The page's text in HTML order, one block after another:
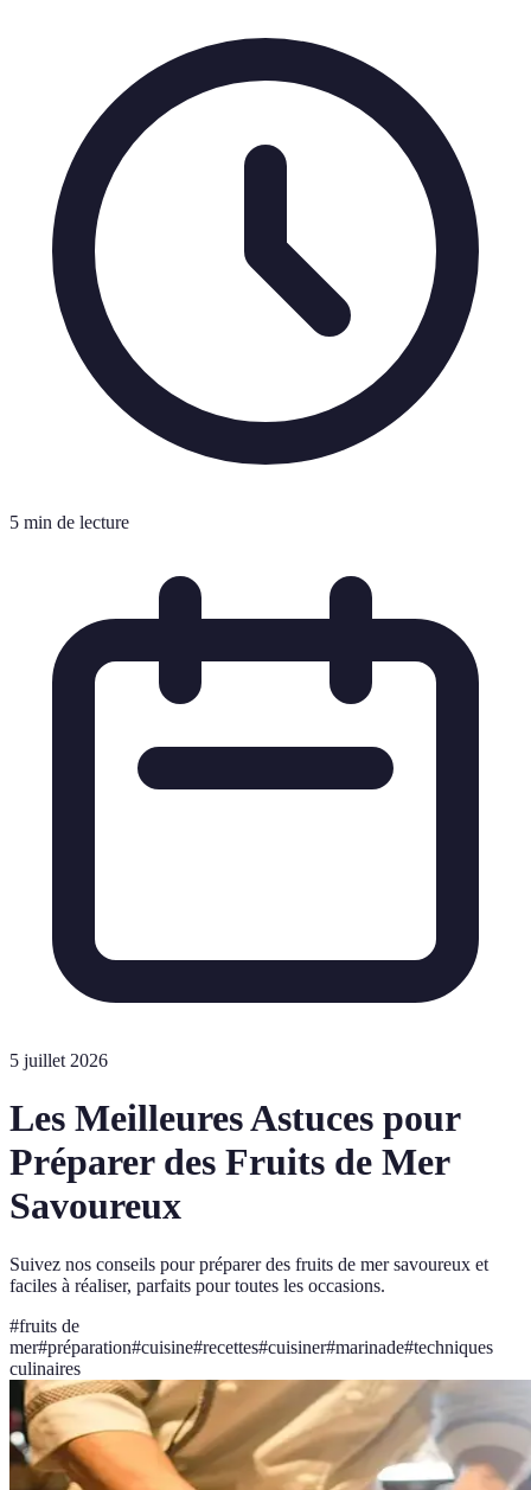
5 min de lecture
5 juillet 2026
Les Meilleures Astuces pour
Préparer des Fruits de Mer
Savoureux
Suivez nos conseils pour préparer des fruits de mer savoureux et
faciles à réaliser, parfaits pour toutes les occasions.
#fruits de
mer#préparation#cuisine#recettes#cuisiner#marinade#techniques
culinaires